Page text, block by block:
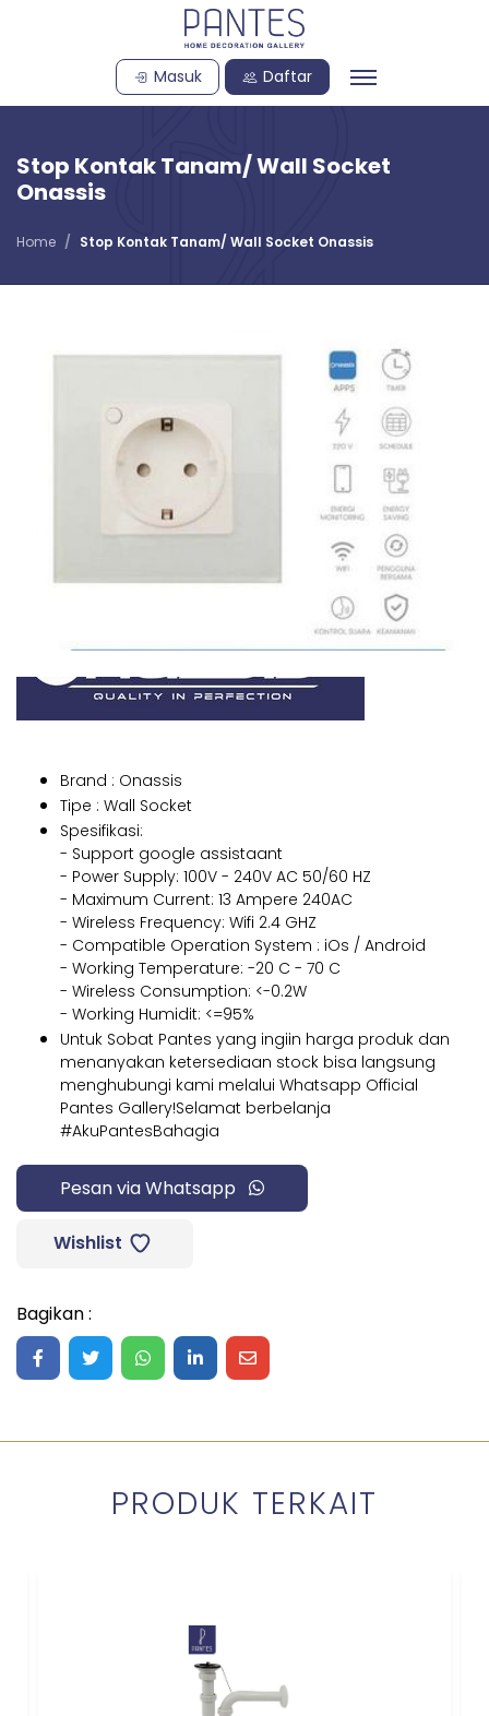
Masuk Daftar
Stop Kontak Tanam/ Wall Socket
Onassis
Home Stop Kontak Tanam/ Wall Socket Onassis
Brand : Onassis
Tipe : Wall Socket
Spesifikasi:
- Support google assistaant
- Power Supply: 100V - 240V AC 50/60 HZ
- Maximum Current: 13 Ampere 240AC
- Wireless Frequency: Wifi 2.4 GHZ
- Compatible Operation System : iOs / Android
- Working Temperature: -20 C - 70 C
- Wireless Consumption: <-0.2W
- Working Humidit: <=95%
Untuk Sobat Pantes yang ingiin harga produk dan
menanyakan ketersediaan stock bisa langsung
menghubungi kami melalui Whatsapp Official
Pantes Gallery!Selamat berbelanja
#AkuPantesBahagia
Pesan via Whatsapp
Wishlist
Bagikan :
Share on Facebook
Share on Twitter
Share on WhatsApp
Share on LinkedIn
Share on Mail
PRODUK TERKAIT